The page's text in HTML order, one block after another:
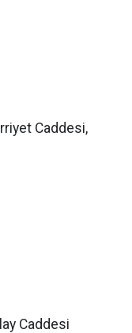
Caddesi,
Caddesi